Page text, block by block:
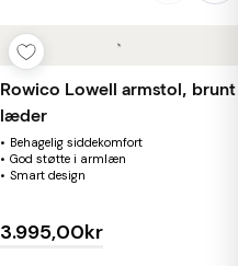
Rowico Lowell armstol, brunt
læder
Behagelig siddekomfort
God støtte i armlæn
Smart design
3.995,00kr